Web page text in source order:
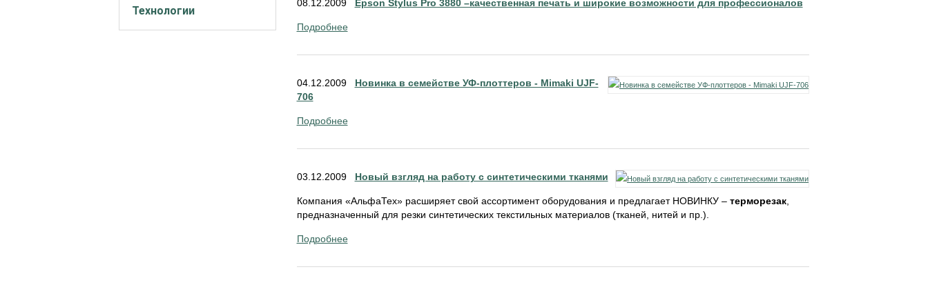
Технологии
08.12.2009 Epson Stylus Pro 3880 –качественная печать и широкие возможности для профессионалов
Подробнее
04.12.2009 Новинка в семействе УФ-плоттеров - Mimaki UJF-
706
Подробнее
03.12.2009 Новый взгляд на работу с синтетическими тканями
Компания «АльфаТех» расширяет свой ассортимент оборудования и предлагает НОВИНКУ – терморезак,
предназначенный для резки синтетических текстильных материалов (тканей, нитей и пр.).
Подробнее